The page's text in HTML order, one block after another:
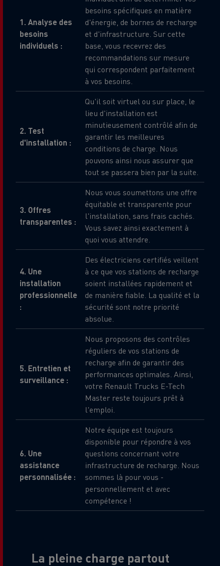
1. Analyse des
besoins
individuels :
besoins spécifiques en matière
d'énergie, de bornes de recharge
et d'infrastructure. Sur cette
base, vous recevrez des
recommandations sur mesure
qui correspondent parfaitement
à vos besoins.
2. Test
d'installation :
Qu'il soit virtuel ou sur place, le
lieu d'installation est
minutieusement contrôlé afin de
garantir les meilleures
conditions de charge. Nous
pouvons ainsi nous assurer que
tout se passera bien par la suite.
3. Offres
transparentes :
Nous vous soumettons une offre
équitable et transparente pour
l'installation, sans frais cachés.
Vous savez ainsi exactement à
quoi vous attendre.
4. Une
installation
professionnelle
:
Des électriciens certifiés veillent
à ce que vos stations de recharge
soient installées rapidement et
de manière fiable. La qualité et la
sécurité sont notre priorité
absolue.
5. Entretien et
surveillance :
Nous proposons des contrôles
réguliers de vos stations de
recharge afin de garantir des
performances optimales. Ainsi,
votre Renault Trucks E-Tech
Master reste toujours prêt à
l'emploi.
6. Une
assistance
personnalisée :
Notre équipe est toujours
disponible pour répondre à vos
questions concernant votre
infrastructure de recharge. Nous
sommes là pour vous -
personnellement et avec
compétence !
La pleine charge partout